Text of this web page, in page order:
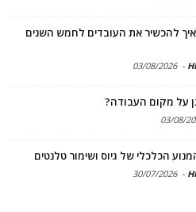
להכשיר את העובדים לחמש השנים
-
03/08/2026
על מקום העבודה?
03/08/
-
30/07/2026